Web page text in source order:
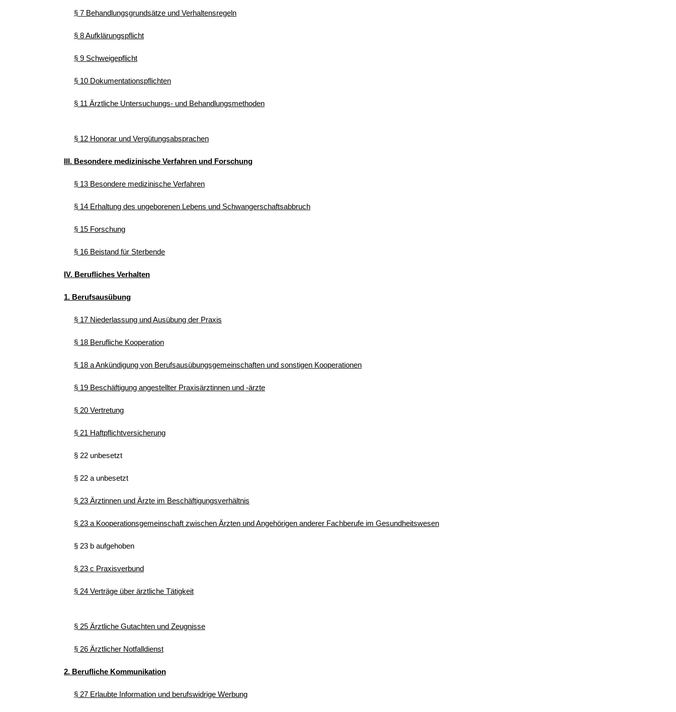
§ 7 Behandlungsgrundsätze und Verhaltensregeln
§ 8 Aufklärungspflicht
§ 9 Schweigepflicht
§ 10 Dokumentationspflichten
§ 11 Ärztliche Untersuchungs- und Behandlungsmethoden
§ 12 Honorar und Vergütungsabsprachen
III. Besondere medizinische Verfahren und Forschung
§ 13 Besondere medizinische Verfahren
§ 14 Erhaltung des ungeborenen Lebens und Schwangerschaftsabbruch
§ 15 Forschung
§ 16 Beistand für Sterbende
IV. Berufliches Verhalten
1. Berufsausübung
§ 17 Niederlassung und Ausübung der Praxis
§ 18 Berufliche Kooperation
§ 18 a Ankündigung von Berufsausübungsgemeinschaften und sonstigen Kooperationen
§ 19 Beschäftigung angestellter Praxisärztinnen und -ärzte
§ 20 Vertretung
§ 21 Haftpflichtversicherung
§ 22 unbesetzt
§ 22 a unbesetzt
§ 23 Ärztinnen und Ärzte im Beschäftigungsverhältnis
§ 23 a Kooperationsgemeinschaft zwischen Ärzten und Angehörigen anderer Fachberufe im Gesundheitswesen
§ 23 b aufgehoben
§ 23 c Praxisverbund
§ 24 Verträge über ärztliche Tätigkeit
§ 25 Ärztliche Gutachten und Zeugnisse
§ 26 Ärztlicher Notfalldienst
2. Berufliche Kommunikation
§ 27 Erlaubte Information und berufswidrige Werbung